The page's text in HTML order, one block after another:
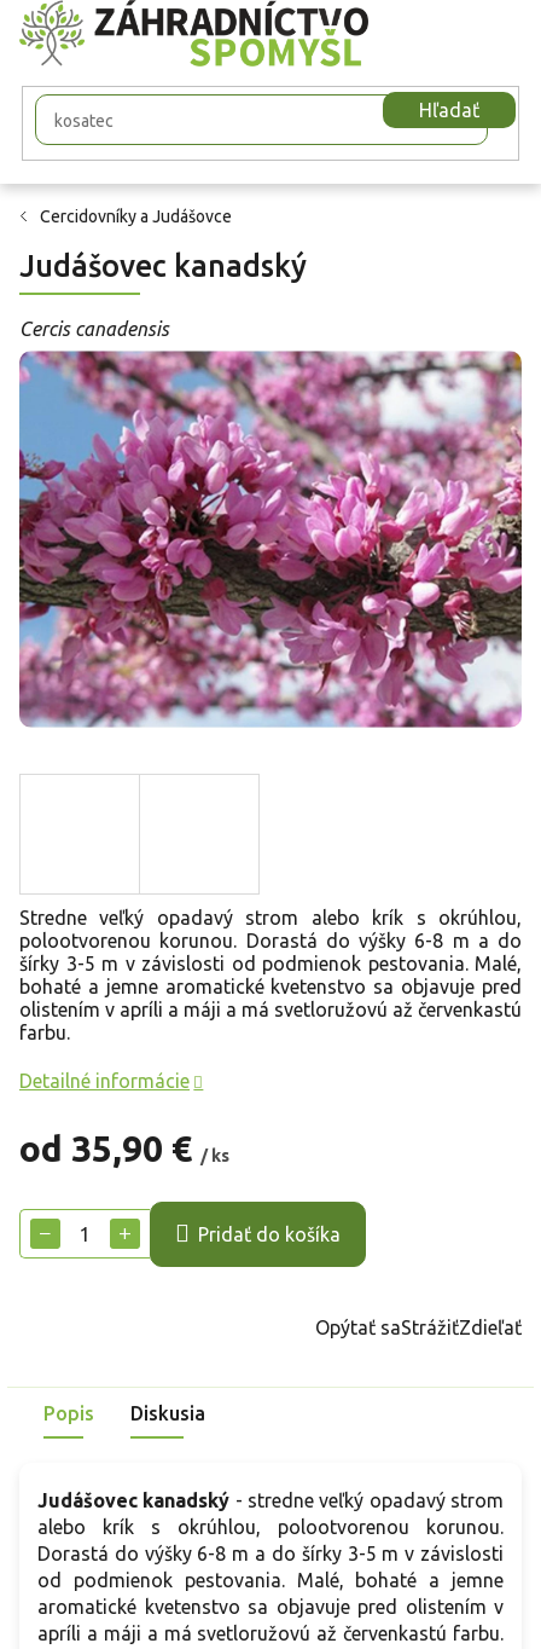
Prejsť
na
obsah
Hľadať
Cercidovníky a Judášovce
Judášovec kanadský
Cercis canadensis
od 35,90 € / ks
cena:
+
− Pridať do košíka
Stredne veľký opadavý strom alebo krík s okrúhlou,
polootvorenou korunou. Dorastá do výšky 6-8 m a do
šírky 3-5 m v závislosti od podmienok pestovania. Malé,
bohaté a jemne aromatické kvetenstvo sa objavuje pred
olistením v apríli a máji a má svetloružovú až červenkastú
farbu.
Detailné informácie
Opýtať saStrážiťZdieľať
Popis Diskusia
Judášovec kanadský - stredne veľký opadavý strom
alebo krík s okrúhlou, polootvorenou korunou.
Dorastá do výšky 6-8 m a do šírky 3-5 m v závislosti
od podmienok pestovania. Malé, bohaté a jemne
aromatické kvetenstvo sa objavuje pred olistením v
apríli a máji a má svetloružovú až červenkastú farbu.